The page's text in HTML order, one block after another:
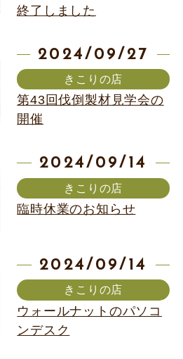
終了しました
2024/09/27
きこりの店
第43回伐倒製材見学会の
開催
2024/09/14
きこりの店
臨時休業のお知らせ
2024/09/14
きこりの店
ウォールナットのパソコ
ンデスク